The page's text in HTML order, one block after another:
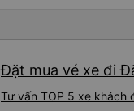
Đặt mua vé xe đi
Tư vấn TOP 5 xe khách